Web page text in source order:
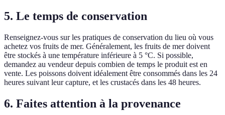
5. Le temps de conservation
Renseignez-vous sur les pratiques de conservation du lieu où vous
achetez vos fruits de mer. Généralement, les fruits de mer doivent
être stockés à une température inférieure à 5 °C. Si possible,
demandez au vendeur depuis combien de temps le produit est en
vente. Les poissons doivent idéalement être consommés dans les 24
heures suivant leur capture, et les crustacés dans les 48 heures.
6. Faites attention à la provenance